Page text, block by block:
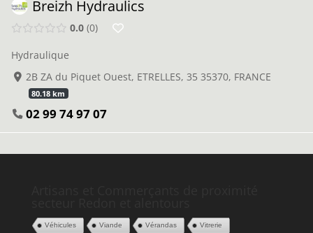
Breizh Hydraulics
0.0 0
Hydraulique
2B ZA du Piquet Ouest, ETRELLES, 35 35370, FRANCE
80.18 km
02 99 74 97 07
Véhicules Viande Vérandas Vitrerie